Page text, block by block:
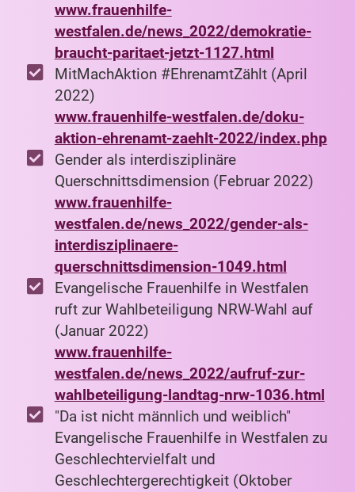
www.frauenhilfe-
westfalen.de/news_2022/demokratie-
braucht-paritaet-jetzt-1127.html
MitMachAktion #EhrenamtZählt (April
2022)
www.frauenhilfe-westfalen.de/doku-
aktion-ehrenamt-zaehlt-2022/index.php
Gender als interdisziplinäre
Querschnittsdimension (Februar 2022)
www.frauenhilfe-
westfalen.de/news_2022/gender-als-
interdisziplinaere-
querschnittsdimension-1049.html
Evangelische Frauenhilfe in Westfalen
ruft zur Wahlbeteiligung NRW-Wahl auf
(Januar 2022)
www.frauenhilfe-
westfalen.de/news_2022/aufruf-zur-
wahlbeteiligung-landtag-nrw-1036.html
"Da ist nicht männlich und weiblich"
Evangelische Frauenhilfe in Westfalen zu
Geschlechtervielfalt und
Geschlechtergerechtigkeit (Oktober